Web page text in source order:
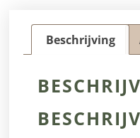
Beschrijving